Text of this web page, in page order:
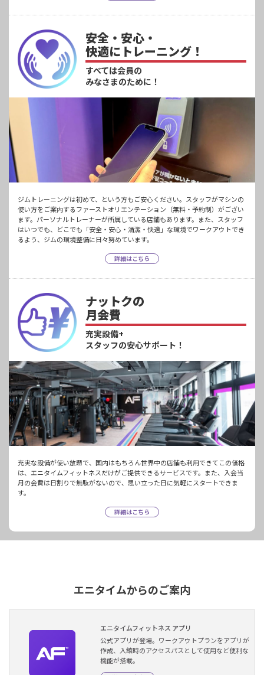
安全・安心・
快適にトレーニング！
すべては会員の
みなさまのために！
ジムトレーニングは初めて、という方もご安心ください。スタッフがマシンの
使い方をご案内するファーストオリエンテーション（無料・予約制）がござい
ます。パーソナルトレーナーが所属している店舗もあります。また、スタッフ
はいつでも、どこでも「安全・安心・清潔・快適」な環境でワークアウトでき
るよう、ジムの環境整備に日々努めています。
詳細はこちら
ナットクの
月会費
充実設備+
スタッフの安心サポート！
充実な設備が使い放題で、国内はもちろん世界中の店舗も利用できてこの価格
は、エニタイムフィットネスだけがご提供できるサービスです。また、入会当
月の会費は日割りで無駄がないので、思い立った日に気軽にスタートできま
す。
詳細はこちら
エニタイムからのご案内
エニタイムフィットネス アプリ
公式アプリが登場。ワークアウトプランをアプリが
作成、入館時のアクセスパスとして使用など便利な
機能が搭載。